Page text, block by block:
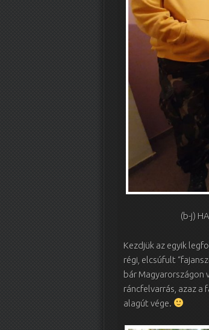
(b-j)
Kezdjük az egyik
régi, elcsúfult
bár Magyarországon
ráncfelvarrás, azaz a
alagút vége.